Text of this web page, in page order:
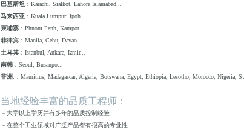
巴基斯坦 ：Karachi, Sialkot, Lahore Islamabad...
马来西亚 ：Kuala Lumpur, Ipoh...
柬埔寨 ：Phnom Penh, Kampot...
菲律宾 ：Manila, Cebu, Davao...
土耳其 ：Istanbul, Ankara, Izmir...
南韩 ：Seoul, Busanpo...
非洲:：Mauritius, Madagascar, Algeria, Botswana, Egypt, Ethiopia, Lesotho, Morocco, Nigeria,
当地经验丰富的品质工程师：
－大学以上学历并有多年的品质控制经验
－在整个工业领域对广泛产品都有很高的专业性